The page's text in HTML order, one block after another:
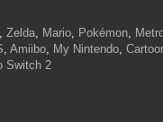
, Zelda, Mario, Pokémon,
, Amiibo, My Nintendo,
Switch 2